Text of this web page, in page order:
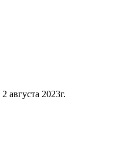
2 августа 2023г.